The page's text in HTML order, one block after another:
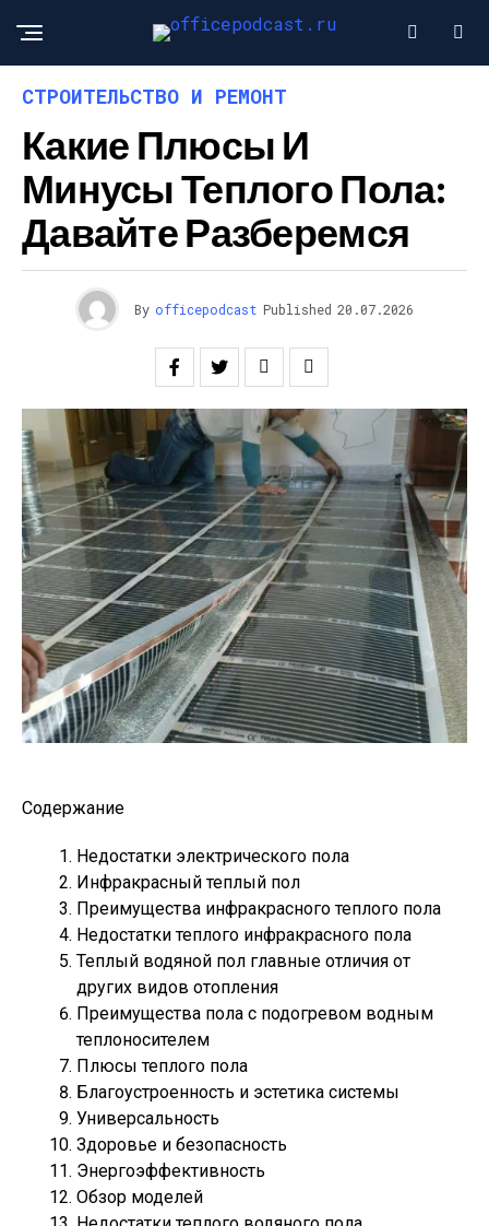
СТРОИТЕЛЬСТВО И РЕМОНТ
Какие Плюсы И
Минусы Теплого Пола:
Давайте Разберемся
By officepodcast Published 20.07.2026
Содержание
Недостатки электрического пола
Инфракрасный теплый пол
Преимущества инфракрасного теплого пола
Недостатки теплого инфракрасного пола
Теплый водяной пол главные отличия от
других видов отопления
Преимущества пола с подогревом водным
теплоносителем
Плюсы теплого пола
Благоустроенность и эстетика системы
Универсальность
Здоровье и безопасность
Энергоэффективность
Обзор моделей